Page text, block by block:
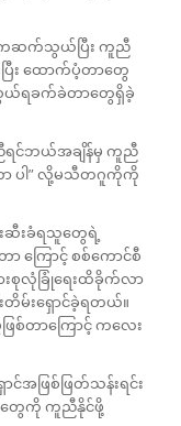
ဆက်သွယ်ပြီး ကူညီ
း ထောက်ပံ့တာတွေ
ယ်ရခက်ခဲတာတွေရှိခဲ့
ရင်ဘယ်အချိန်မှ ကူညီ
ာ ပါ” လို့မသီတဂူကိုကို
းဆီးခံရသူတွေရဲ့
ကြောင့် စစ်ကောင်စီ
းစုလုံခြုံရေးထိခိုက်လာ
တိမ်းရှောင်ခဲ့ရတယ်။
စ်တာကြောင့် ကလေး
ဖြစ်ဖြတ်သန်းရင်း
ေကို ကူညီနိုင်ဖို့